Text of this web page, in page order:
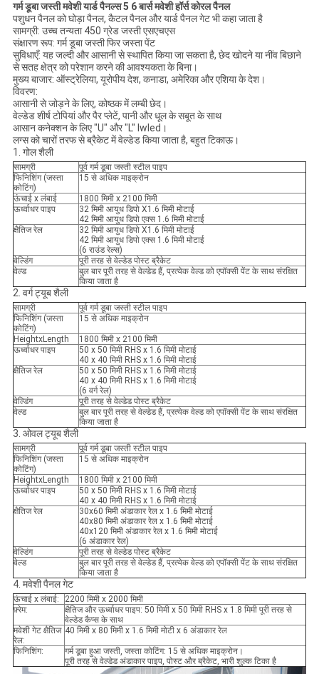
गर्म डूबा जस्ती मवेशी यार्ड पैनल्स 5 6 बार्स मवेशी हॉर्स कोरल पैनल
पशुधन पैनल को घोड़ा पैनल, कैटल पैनल और यार्ड पैनल गेट भी कहा जाता है
सामग्री: उच्च तन्यता 450 ग्रेड जस्ती एसएचएस
संक्षारण रूप: गर्म डूबा जस्ती फिर जस्ता पेंट
सुविधाएँ: यह जल्दी और आसानी से स्थापित किया जा सकता है, छेद खोदने या नींव बिछाने
से सतह क्षेत्र को परेशान करने की आवश्यकता के बिना।
मुख्य बाजार: ऑस्ट्रेलिया, यूरोपीय देश, कनाडा, अमेरिका और एशिया के देश।
विवरण:
आसानी से जोड़ने के लिए, कोष्ठक में लम्बी छेद।
वेल्डेड शीर्ष टोपियां और पैर प्लेटें, पानी और धूल के सबूत के साथ
आसान कनेक्शन के लिए "U" और "L" lwled।
लग्स को चारों तरफ से ब्रैकेट में वेल्डेड किया जाता है, बहुत टिकाऊ।
1. गोल शैली
सामग्री
पूर्व गर्म डूबा जस्ती स्टील पाइप
फिनिशिंग (जस्ता
कोटिंग)
15 से अधिक माइक्रोन
ऊंचाई x लंबाई
1800 मिमी x 2100 मिमी
ऊर्ध्वाधर पाइप
32 मिमी आयुध डिपो X1.6 मिमी मोटाई
42 मिमी आयुध डिपो एक्स 1.6 मिमी मोटाई
क्षैतिज रेल
32 मिमी आयुध डिपो X1.6 मिमी मोटाई
42 मिमी आयुध डिपो एक्स 1.6 मिमी मोटाई
(6 राउंड रेल्स)
वेल्डिंग
पूरी तरह से वेल्डेड पोस्ट ब्रैकेट
वेल्ड
बुल बार पूरी तरह से वेल्डेड हैं, प्रत्येक वेल्ड को एपॉक्सी पेंट के साथ संरक्षित
किया जाता है
2. वर्ग ट्यूब शैली
सामग्री
पूर्व गर्म डूबा जस्ती स्टील पाइप
फिनिशिंग (जस्ता
कोटिंग)
15 से अधिक माइक्रोन
HeightxLength
1800 मिमी x 2100 मिमी
ऊर्ध्वाधर पाइप
50 x 50 मिमी RHS x 1.6 मिमी मोटाई
40 x 40 मिमी RHS x 1.6 मिमी मोटाई
क्षैतिज रेल
50 x 50 मिमी RHS x 1.6 मिमी मोटाई
40 x 40 मिमी RHS x 1.6 मिमी मोटाई
(6 वर्ग रेल)
वेल्डिंग
पूरी तरह से वेल्डेड पोस्ट ब्रैकेट
वेल्ड
बुल बार पूरी तरह से वेल्डेड हैं, प्रत्येक वेल्ड को एपॉक्सी पेंट के साथ संरक्षित
किया जाता है
3. ओवल ट्यूब शैली
सामग्री
पूर्व गर्म डूबा जस्ती स्टील पाइप
फिनिशिंग (जस्ता
कोटिंग)
15 से अधिक माइक्रोन
HeightxLength
1800 मिमी x 2100 मिमी
ऊर्ध्वाधर पाइप
50 x 50 मिमी RHS x 1.6 मिमी मोटाई
40 x 40 मिमी RHS x 1.6 मिमी मोटाई
क्षैतिज रेल
30x60 मिमी अंडाकार रेल x 1.6 मिमी मोटाई
40x80 मिमी अंडाकार रेल x 1.6 मिमी मोटाई
40x120 मिमी अंडाकार रेल x 1.6 मिमी मोटाई
(6 अंडाकार रेल)
वेल्डिंग
पूरी तरह से वेल्डेड पोस्ट ब्रैकेट
वेल्ड
बुल बार पूरी तरह से वेल्डेड हैं, प्रत्येक वेल्ड को एपॉक्सी पेंट के साथ संरक्षित
किया जाता है
4. मवेशी पैनल गेट
ऊंचाई x लंबाई:
2200 मिमी x 2000 मिमी
फ़्रेम:
क्षैतिज और ऊर्ध्वाधर पाइप: 50 मिमी x 50 मिमी RHS x 1.8 मिमी पूरी तरह से
वेल्डेड कैप्स के साथ
मवेशी गेट क्षैतिज
रेल:
40 मिमी x 80 मिमी x 1.6 मिमी मोटी x 6 अंडाकार रेल
फिनिशिंग:
गर्म डूबा हुआ जस्ती, जस्ता कोटिंग: 15 से अधिक माइक्रोन।
पूरी तरह से वेल्डेड अंडाकार पाइप, पोस्ट और ब्रैकेट, भारी शुल्क टिका है